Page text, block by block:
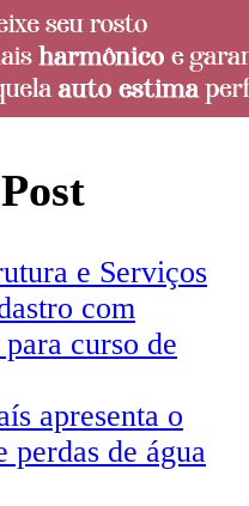
e Serviços
com
curso de
apresenta o
perdas de água